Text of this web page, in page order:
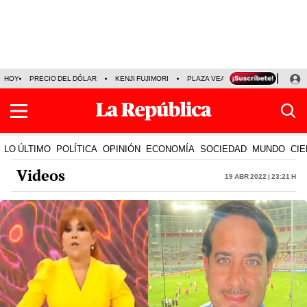
HOY PRECIO DEL DÓLAR KENJI FUJIMORI PLAZA VEA FERIADOS
LO ÚLTIMO POLÍTICA OPINIÓN ECONOMÍA SOCIEDAD MUNDO
Videos 19 Abr 2022 | 23:21 h